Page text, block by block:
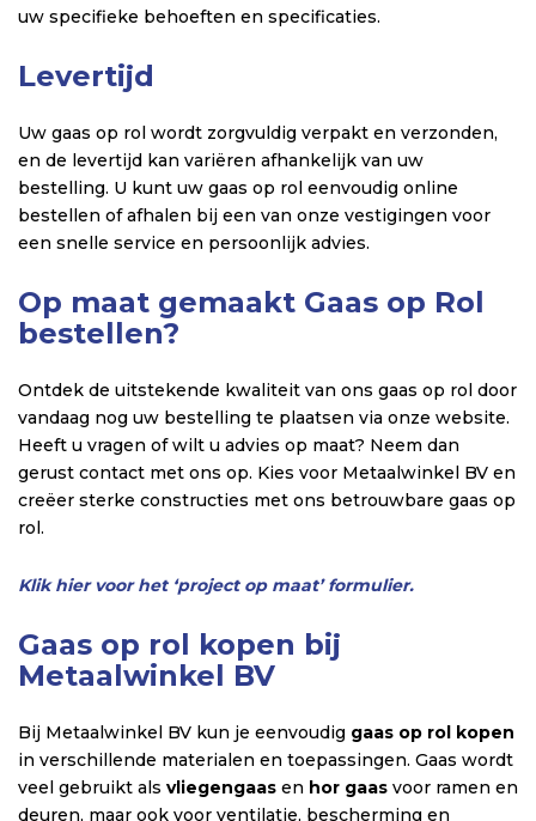
uw specifieke behoeften en specificaties.
Levertijd
Uw gaas op rol wordt zorgvuldig verpakt en verzonden,
en de levertijd kan variëren afhankelijk van uw
bestelling. U kunt uw gaas op rol eenvoudig online
bestellen of afhalen bij een van onze vestigingen voor
een snelle service en persoonlijk advies.
Op maat gemaakt Gaas op Rol
bestellen?
Ontdek de uitstekende kwaliteit van ons gaas op rol door
vandaag nog uw bestelling te plaatsen via onze website.
Heeft u vragen of wilt u advies op maat? Neem dan
gerust contact met ons op. Kies voor Metaalwinkel BV en
creëer sterke constructies met ons betrouwbare gaas op
rol.
Klik hier voor het ‘project op maat’ formulier.
Gaas op rol kopen bij
Metaalwinkel BV
Bij Metaalwinkel BV kun je eenvoudig gaas op rol kopen
in verschillende materialen en toepassingen. Gaas wordt
veel gebruikt als vliegengaas en hor gaas voor ramen en
deuren, maar ook voor ventilatie, bescherming en